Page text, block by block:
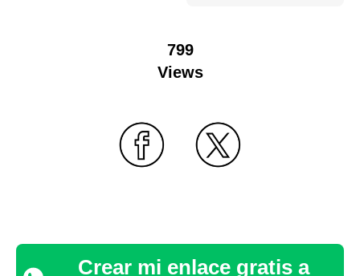
799
Views
Crear mi enlace gratis a